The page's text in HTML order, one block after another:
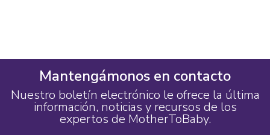
Mantengámonos en contacto
Nuestro boletín electrónico le ofrece la última
información, noticias y recursos de los
expertos de MotherToBaby.